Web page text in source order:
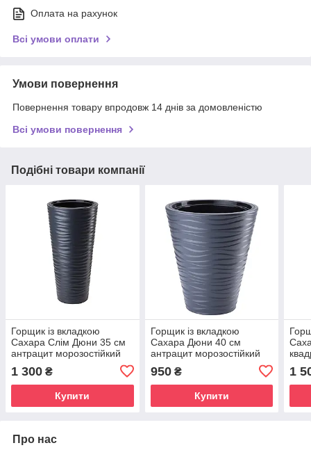
Оплата на рахунок
Всі умови оплати
Умови повернення
Повернення товару впродовж 14 днів за домовленістю
Всі умови повернення
Подібні товари компанії
Горщик із вкладкою
Сахара Слім Дюни 35 см
антрацит морозостійкий
1 300 ₴
Купити
Горщик із вкладкою
Сахара Дюни 40 см
антрацит морозостійкий
950₴
Купити
1
Про нас